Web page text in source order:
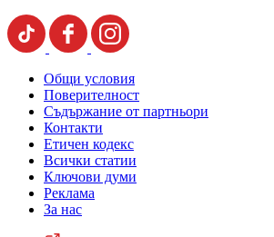
Общи условия
Поверителност
Съдържание от партньори
Контакти
Етичен кодекс
Всички статии
Ключови думи
Реклама
За нас